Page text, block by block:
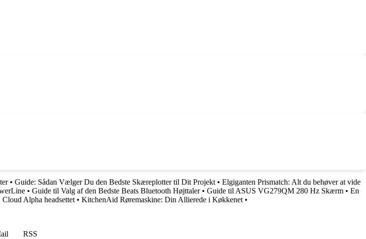
• Guide: Sådan Vælger Du den Bedste Skæreplotter til Dit Projekt • Elgiganten Prismatch: Alt du behøver at vide
• Guide til Valg af den Bedste Beats Bluetooth Højttaler• Guide til ASUS VG279QM 280 Hz Skærm • En
Alpha headsettet • KitchenAid Røremaskine: Din Allierede i Køkkenet •
RSS